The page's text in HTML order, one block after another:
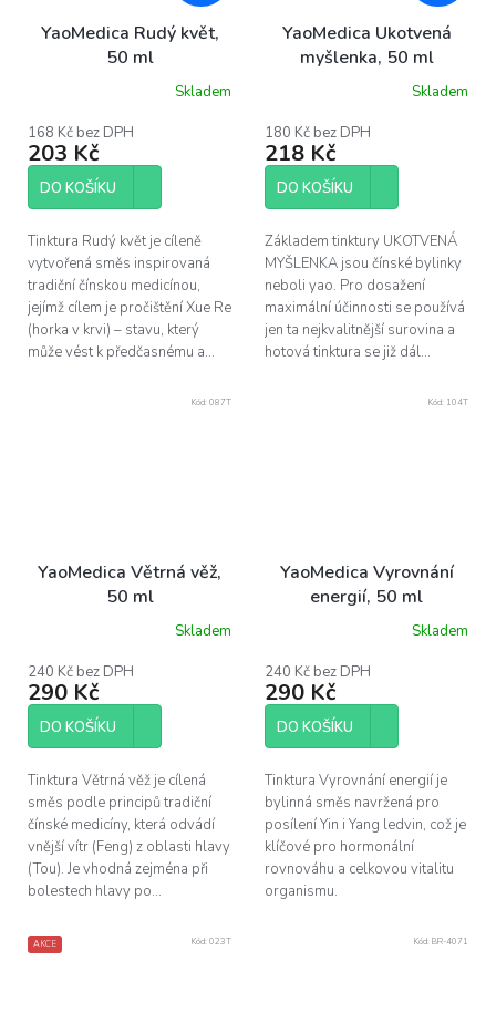
YaoMedica Rudý květ,
50 ml
Skladem
168 Kč bez DPH
203 Kč
DO KOŠÍKU
Tinktura Rudý květ je cíleně
vytvořená směs inspirovaná
tradiční čínskou medicínou,
jejímž cílem je pročištění Xue Re
(horka v krvi) – stavu, který
může vést k předčasnému a...
YaoMedica Ukotvená
myšlenka, 50 ml
Skladem
180 Kč bez DPH
218 Kč
DO KOŠÍKU
Základem tinktury UKOTVENÁ
MYŠLENKA jsou čínské bylinky
neboli yao. Pro dosažení
maximální účinnosti se používá
jen ta nejkvalitnější surovina a
hotová tinktura se již dál...
YaoMedica Větrná věž,
50 ml
Skladem
240 Kč bez DPH
290 Kč
DO KOŠÍKU
Tinktura Větrná věž je cílená
směs podle principů tradiční
čínské medicíny, která odvádí
vnější vítr (Feng) z oblasti hlavy
(Tou). Je vhodná zejména při
bolestech hlavy po...
Kód: 087T
YaoMedica Vyrovnání
energií, 50 ml
Skladem
240 Kč bez DPH
290 Kč
DO KOŠÍKU
Tinktura Vyrovnání energií je
bylinná směs navržená pro
posílení Yin i Yang ledvin, což je
klíčové pro hormonální
rovnováhu a celkovou vitalitu
organismu.
Kód: 104T
AKCE Kód: 023T Kód: BR-4071